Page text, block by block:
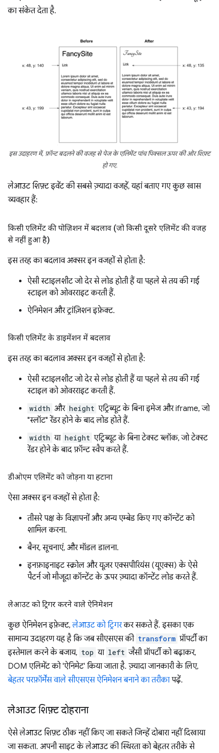
का संकेत देता है.
इस उदाहरण में, फ़ॉन्ट बदलने की वजह से पेज के एलिमेंट पांच पिक्सल ऊपर की ओर शिफ़्ट
हो गए.
लेआउट शिफ़्ट इवेंट की सबसे ज़्यादा वजहें, यहां बताए गए कुछ खास
व्यवहार हैं:
किसी एलिमेंट की पोज़िशन में बदलाव (जो किसी दूसरे एलिमेंट की वजह
से नहीं हुआ है)
इस तरह का बदलाव अक्सर इन वजहों से होता है:
ऐसी स्टाइलशीट जो देर से लोड होती हैं या पहले से तय की गई
स्टाइल को ओवरराइट करती हैं.
ऐनिमेशन और ट्रांज़िशन इफ़ेक्ट.
किसी एलिमेंट के डाइमेंशन में बदलाव
इस तरह का बदलाव अक्सर इन वजहों से होता है:
ऐसी स्टाइलशीट जो देर से लोड होती हैं या पहले से तय की गई
स्टाइल को ओवरराइट करती हैं.
width और height एट्रिब्यूट के बिना इमेज और iframe, जो
"स्लॉट" रेंडर होने के बाद लोड होते हैं.
width या height एट्रिब्यूट के बिना टेक्स्ट ब्लॉक, जो टेक्स्ट
रेंडर होने के बाद फ़ॉन्ट स्वैप करते हैं.
डीओएम एलिमेंट को जोड़ना या हटाना
ऐसा अक्सर इन वजहों से होता है:
तीसरे पक्ष के विज्ञापनों और अन्य एम्बेड किए गए कॉन्टेंट को
शामिल करना.
बैनर, सूचनाएं, और मॉडल डालना.
इनफ़ाइनाइट स्क्रोल और यूज़र एक्सपीरियंस (यूएक्स) के ऐसे
पैटर्न जो मौजूदा कॉन्टेंट के ऊपर ज़्यादा कॉन्टेंट लोड करते हैं.
लेआउट को ट्रिगर करने वाले ऐनिमेशन
कुछ ऐनिमेशन इफ़ेक्ट,लेआउट को ट्रिगरकर सकते हैं. इसका एक
सामान्य उदाहरण यह है कि जब सीएसएस की transform प्रॉपर्टी का
इस्तेमाल करने के बजाय, top या left जैसी प्रॉपर्टी को बढ़ाकर,
DOM एलिमेंट को 'ऐनिमेट' किया जाता है. ज़्यादा जानकारी के लिए,
बेहतर परफ़ॉर्मेंस वाले सीएसएस ऐनिमेशन बनाने का तरीकापढ़ें.
लेआउट शिफ़्ट दोहराना
ऐसे लेआउट शिफ़्ट ठीक नहीं किए जा सकते जिन्हें दोबारा नहीं दिखाया
जा सकता. अपनी साइट के लेआउट की स्थिरता को बेहतर तरीके से